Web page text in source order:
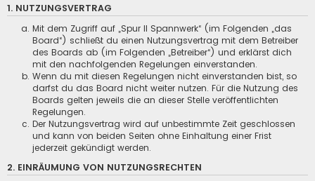
1. NUTZUNGSVERTRAG
Mit dem Zugriff auf „Spur II Spannwerk“ (im Folgenden „das
Board“) schließt du einen Nutzungsvertrag mit dem Betreiber
des Boards ab (im Folgenden „Betreiber“) und erklärst dich
mit den nachfolgenden Regelungen einverstanden.
Wenn du mit diesen Regelungen nicht einverstanden bist, so
darfst du das Board nicht weiter nutzen. Für die Nutzung des
Boards gelten jeweils die an dieser Stelle veröffentlichten
Regelungen.
Der Nutzungsvertrag wird auf unbestimmte Zeit geschlossen
und kann von beiden Seiten ohne Einhaltung einer Frist
jederzeit gekündigt werden.
2. EINRÄUMUNG VON NUTZUNGSRECHTEN